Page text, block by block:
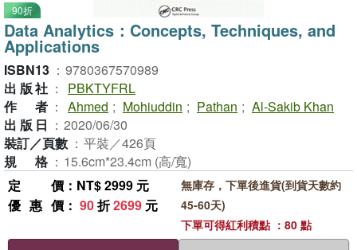
90折
Data Analytics：Concepts, Techniques, and
Applications
ISBN13 ： 9780367570989
出版社 ：
PBKTYFRL
作者 ： Ahmed ; Mohiuddin ; Pathan ; Al-Sakib Khan
出版日 ： 2020/06/30
裝訂／頁數 ： 平裝／426頁
規格 ： 15.6cm*23.4cm (高/寬)
定價 ：NT$ 2999 元
優惠價 ： 90折2699 元
無庫存，下單後進貨(到貨天數約
45-60天)
下單可得紅利積點 ：80 點